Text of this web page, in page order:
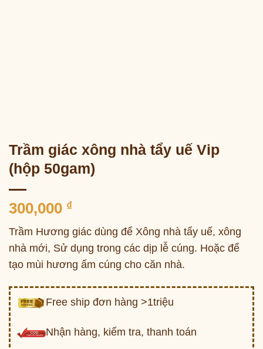
Trầm giác xông nhà tẩy uế Vip
(hộp 50gam)
300,000 ₫
Trầm Hương giác dùng để Xông nhà tẩy uế, xông
nhà mới, Sử dụng trong các dịp lễ cúng. Hoặc để
tạo mùi hương ấm cúng cho căn nhà.
Free ship đơn hàng >1triệu
Nhận hàng, kiểm tra, thanh toán